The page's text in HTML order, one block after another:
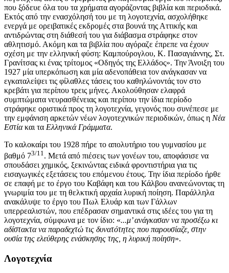
που ξόδευε όλα του τα χρήματα αγοράζοντας βιβλία και περιοδικά.
Εκτός από την ενασχόλησή του με τη λογοτεχνία, ασχολήθηκε
ενεργά με ορειβατικές εκδρομές στα βουνά της Αττικής και
αντιδρώντας στη διάθεσή του για διάβασμα στράφηκε στον
αθλητισμό. Ακόμη και τα βιβλία που αγόραζε έπρεπε να έχουν
σχέση με την ελληνική φύση: Καμπούρογλου, Κ. Πασαγιάννης, Στ.
Γρανίτσας κι ένας τρίτομος «Οδηγός της Ελλάδος». Την Άνοιξη του
1927 μία υπερκόπωση και μία αδενοπάθεια τον ανάγκασαν να
εγκαταλείψει τις φίλαθλες τάσεις του καθηλώνοντάς τον στο
κρεβάτι για περίπου τρεις μήνες. Ακολούθησαν ελαφρά
συμπτώματα νευρασθένειας και περίπου την ίδια περίοδο
στράφηκε οριστικά προς τη λογοτεχνία, γεγονός που συνέπεσε με
την εμφάνιση αρκετών νέων λογοτεχνικών περιοδικών, όπως η Νέα
Εστίακαι τα Ελληνικά Γράμματα.
Το καλοκαίρι του 1928 πήρε το απολυτήριο του γυμνασίου με
βαθμό 73/11. Μετά από πιέσεις των γονέων του, αποφάσισε να
σπουδάσει χημικός, ξεκινώντας ειδικά φροντιστήρια για τις
εισαγωγικές εξετάσεις του επόμενου έτους. Την ίδια περίοδο ήρθε
σε επαφή με το έργο του Καβάφη και του Κάλβου ανανεώνοντας τη
γνωριμία του με τη θελκτική αρχαία λυρική ποίηση. Παράλληλα
ανακάλυψε το έργο του Πωλ Ελυάρ και των Γάλλων
υπερρεαλιστών, που επέδρασαν σημαντικά στις ιδέες του για τη
λογοτεχνία, σύμφωνα με τον ίδιο: «...μ’ ανάγκασαν να προσέξω κι
αδίστακτα να παραδεχτώ τις δυνατότητες που παρουσίαζε, στην
ουσία της ελεύθερης ενάσκησης της, η λυρική ποίηση».
Λογοτεχνία